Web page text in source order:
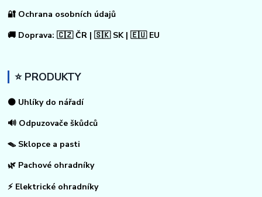
🔐 Ochrana osobních údajů
🚚 Doprava: 🇨🇿 ČR | 🇸🇰 SK | 🇪🇺 EU
⭐ PRODUKTY
⚫ Uhlíky do nářadí
🔊 Odpuzovače škůdců
🪤 Sklopce a pasti
🌿 Pachové ohradníky
⚡ Elektrické ohradníky